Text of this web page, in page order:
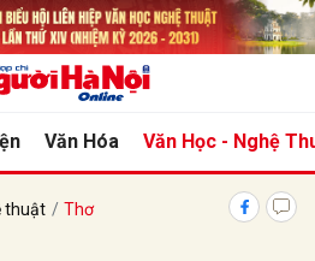
Văn Hóa Văn Học - Nghệ
thuật Thơ